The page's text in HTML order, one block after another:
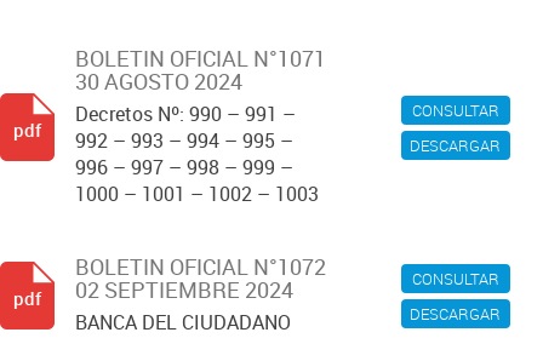
CONSULTAR
DESCARGAR
BOLETIN OFICIAL N°1071
30 AGOSTO 2024
Decretos Nº: 990 – 991 –
992 – 993 – 994 – 995 –
996 – 997 – 998 – 999 –
1000 – 1001 – 1002 – 1003
pdf
CONSULTAR
DESCARGAR
BOLETIN OFICIAL N°1072
02 SEPTIEMBRE 2024
BANCA DEL CIUDADANO
pdf